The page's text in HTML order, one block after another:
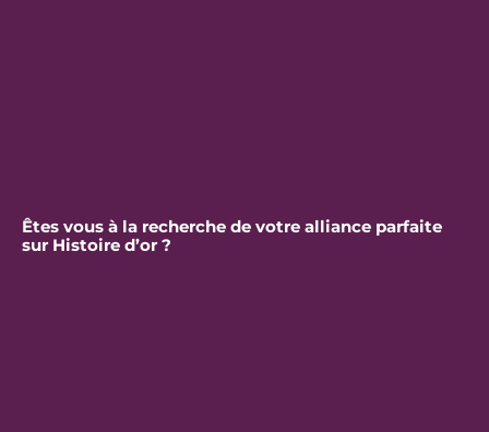
Êtes vous à la recherche de votre alliance parfaite
sur Histoire d’or ?